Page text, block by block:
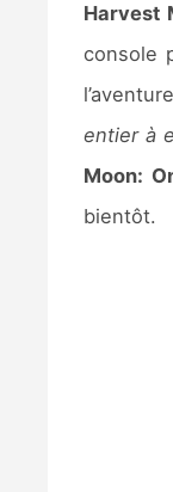
Harvest
console
entier à
Moon:
bientôt.